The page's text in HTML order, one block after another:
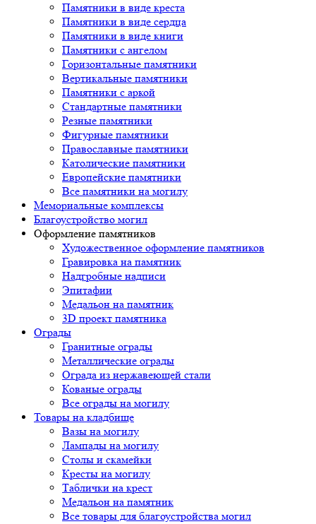
Памятники в виде креста
Памятники в виде сердца
Памятники в виде книги
Памятники с ангелом
Горизонтальные памятники
Вертикальные памятники
Памятники с аркой
Стандартные памятники
Резные памятники
Фигурные памятники
Православные памятники
Католические памятники
Европейские памятники
Все памятники на могилу
Мемориальные комплексы
Благоустройство могил
Оформление памятников
Художественное оформление памятников
Гравировка на памятник
Надгробные надписи
Эпитафии
Медальон на памятник
3D проект памятника
Ограды
Гранитные ограды
Металлические ограды
Ограда из нержавеющей стали
Кованые ограды
Все ограды на могилу
Товары на кладбище
Вазы на могилу
Лампады на могилу
Столы и скамейки
Кресты на могилу
Таблички на крест
Медальон на памятник
Все товары для благоустройства могил